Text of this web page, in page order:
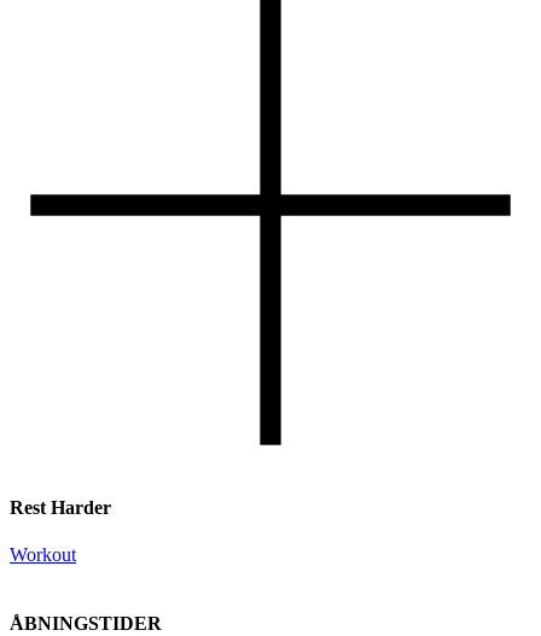
Rest Harder
Workout
ÅBNINGSTIDER